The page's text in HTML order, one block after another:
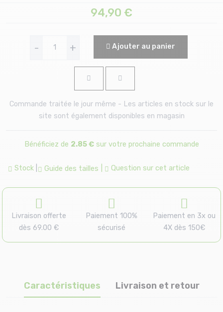
94,90 €
- + Ajouter au panier
Commande traitée le jour même - Les articles en stock sur le
site sont également disponibles en magasin
Bénéficiez de 2.85 €sur votre prochaine commande
Stock Guide des tailles Question sur cet article
Livraison offerte
dès 69.00 €
Paiement 100%
sécurisé
Paiement en 3x ou
4X dès 150€
Caractéristiques Livraison et retour